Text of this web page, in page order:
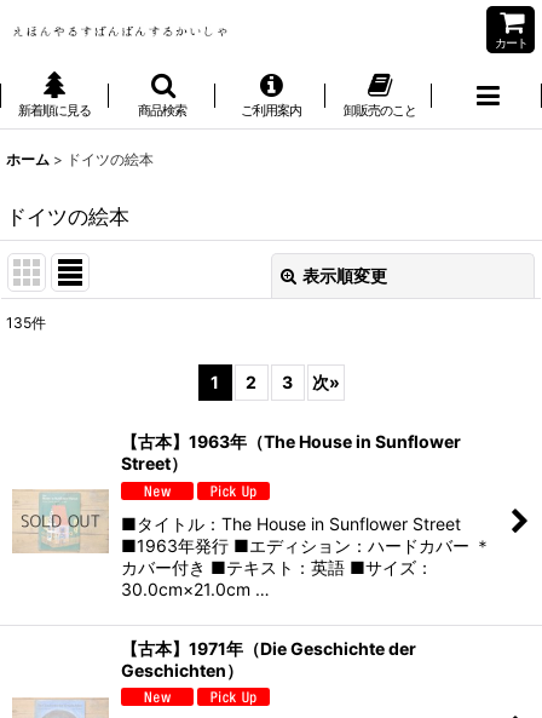
カート
新着順に見る 商品検索 ご利用案内 卸販売のこと
ホーム > ドイツの絵本
ドイツの絵本
表示順変更
135件
1 2 3 次»
【古本】1963年（The House in Sunflower
Street）
■タイトル：The House in Sunflower Street
■1963年発行 ■エディション：ハードカバー ＊
カバー付き ■テキスト：英語 ■サイズ：
30.0cm×21.0cm …
【古本】1971年（Die Geschichte der
Geschichten）